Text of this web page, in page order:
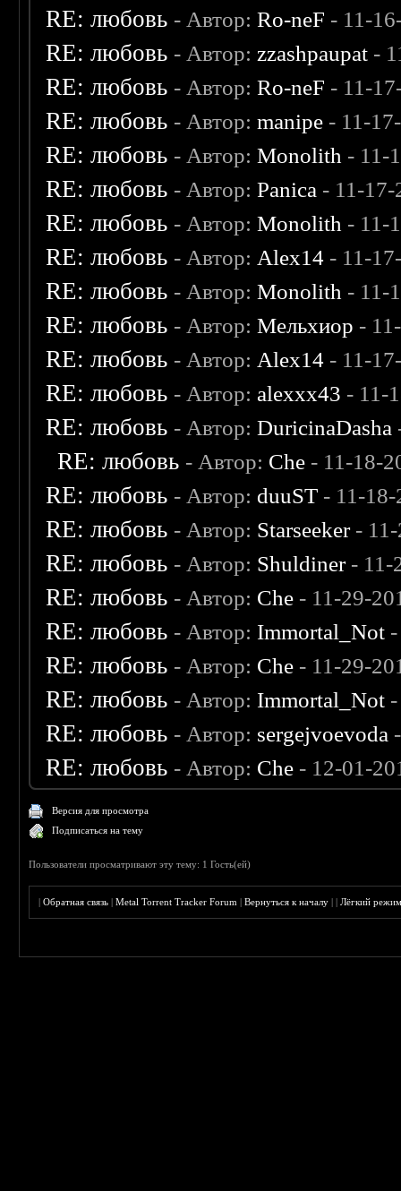
RE: любовь - Автор:Ro-neF - 11-
RE: любовь - Автор: zzashpaupat -
RE: любовь - Автор:Ro-neF - 11-
RE: любовь - Автор:manipe - 11-
RE: любовь - Автор:Monolith - 11-
RE: любовь - Автор:Panica - 11-
RE: любовь - Автор:Monolith - 11-
RE: любовь - Автор: Alex14 - 11-
RE: любовь - Автор:Monolith - 11-
RE: любовь - Автор:Мельхиор -
RE: любовь - Автор: Alex14 - 11-
RE: любовь - Автор: alexxx43 - 11-
RE: любовь - Автор:DuricinaDasha
RE: любовь - Автор: Che - 11-18-
RE: любовь - Автор: duuST - 11-
RE: любовь - Автор: Starseeker- 11-
RE: любовь - Автор: Shuldiner- 11-
RE: любовь - Автор: Che - 11-29-
RE: любовь - Автор: Immortal_Not
RE: любовь - Автор: Che - 11-29-
RE: любовь - Автор: Immortal_Not
RE: любовь - Автор: sergejvoevoda
RE: любовь - Автор: Che - 12-01-
Версия для просмотра
Подписаться на тему
Пользователи просматривают эту тему: 1 Гость(ей)
|Обратная связь |Metal Torrent Tracker Forum |Вернуться к началу ||Лёгкий